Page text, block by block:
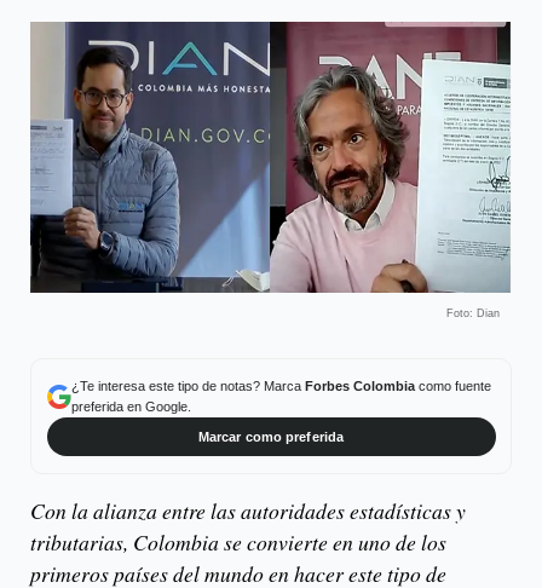
Foto: Dian
¿Te interesa este tipo de notas? Marca Forbes Colombiacomo fuente
preferida en Google.
Marcar como preferida
Con la alianza entre las autoridades estadísticas y
tributarias, Colombia se convierte en uno de los
primeros países del mundo en hacer este tipo de